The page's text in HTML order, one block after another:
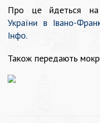
Про це йдеться на
України в Івано-
Інфо.
Також передають